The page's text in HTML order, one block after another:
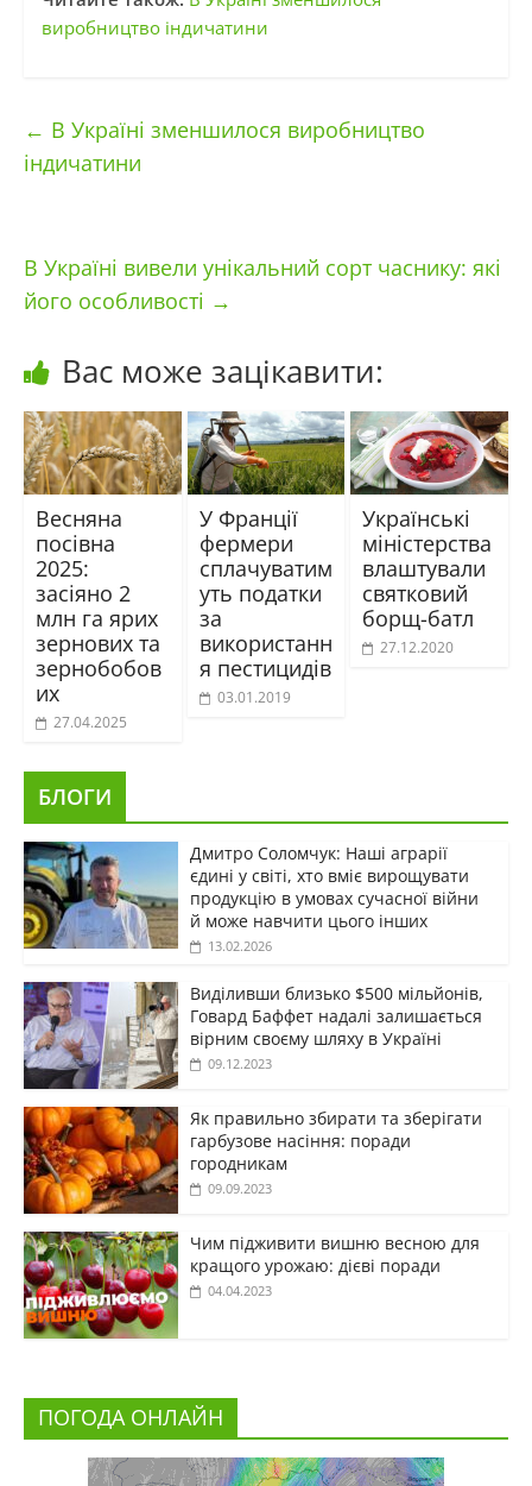
виробництво індичатини
← В Україні зменшилося виробництво
індичатини
В Україні вивели унікальний сорт часнику: які
його особливості →
Вас може зацікавити:
Весняна
посівна
2025:
засіяно 2
млн га ярих
зернових та
зернобобов
их
27.04.2025
У Франції
фермери
сплачуватим
уть податки
за
використанн
я пестицидів
03.01.2019
Українські
міністерства
влаштували
святковий
борщ-батл
27.12.2020
БЛОГИ
Дмитро Соломчук: Наші аграрії
єдині у світі, хто вміє вирощувати
продукцію в умовах сучасної війни
й може навчити цього інших
13.02.2026
Виділивши близько $500 мільйонів,
Говард Баффет надалі залишається
вірним своєму шляху в Україні
09.12.2023
Як правильно збирати та зберігати
гарбузове насіння: поради
городникам
09.09.2023
Чим підживити вишню весною для
кращого урожаю: дієві поради
04.04.2023
ПОГОДА ОНЛАЙН